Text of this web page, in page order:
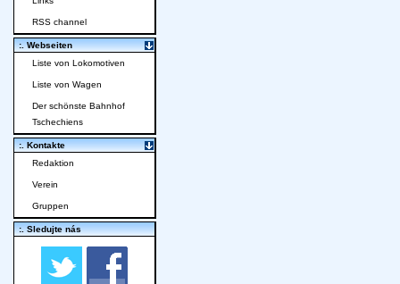
RSS channel
:. Webseiten
Liste von Lokomotiven
Liste von Wagen
Der schönste Bahnhof
Tschechiens
:. Kontakte
Redaktion
Verein
Gruppen
:. Sledujte nás